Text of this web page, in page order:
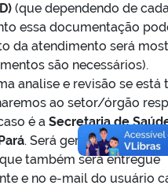
(que dependendo de
essa documentação
da atendimento será
são necessários).
analise e revisão se está
ao setor/órgão
é a Secretaria de
. Será gerado um
também será entregue
e no e-mail do usuário